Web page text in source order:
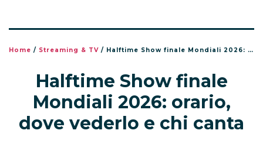
Home / Streaming & TV / Halftime Show finale Mondiali 2026: orario, dove vederlo e chi canta
Halftime Show finale
Mondiali 2026: orario,
dove vederlo e chi canta